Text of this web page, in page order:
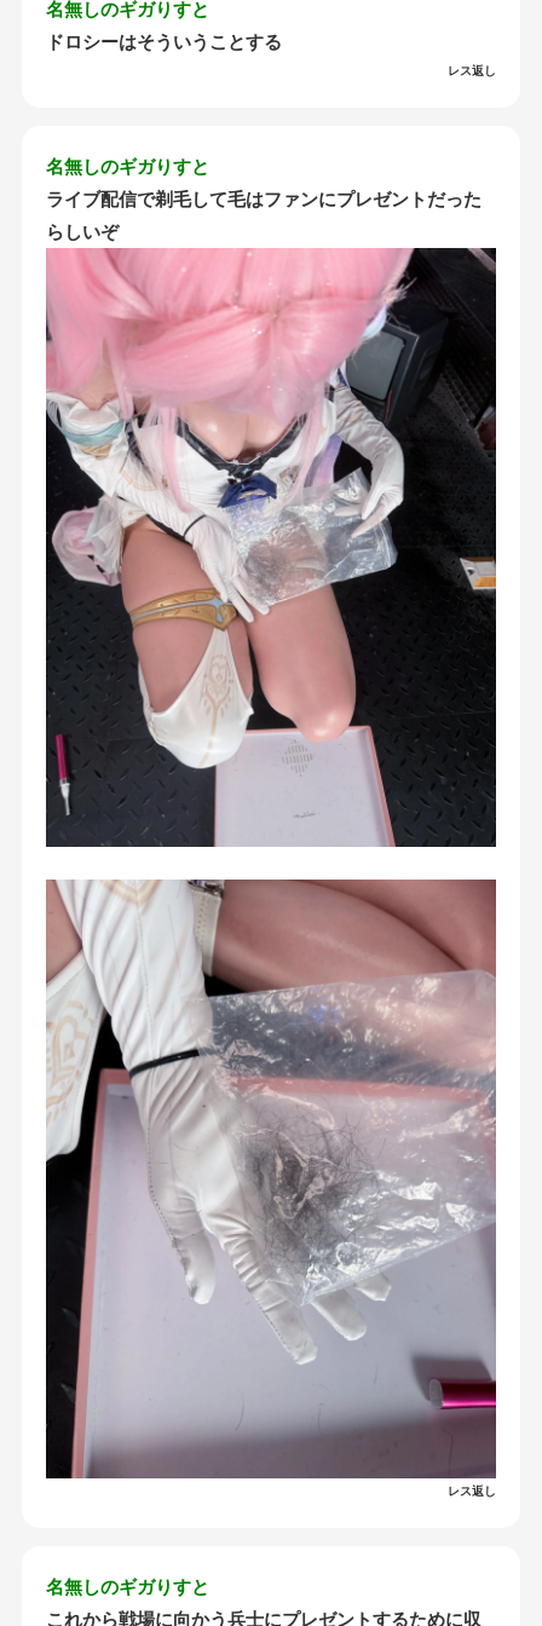
名無しのギガりすと
ドロシーはそういうことする
レス返し
名無しのギガりすと
ライブ配信で剃毛して毛はファンにプレゼントだった
らしいぞ
レス返し
名無しのギガりすと
これから戦場に向かう兵士にプレゼントするために収